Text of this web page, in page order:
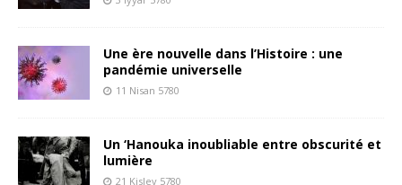
Une ère nouvelle dans l’Histoire : une
pandémie universelle
11 Nisan 5780
Un ‘Hanouka inoubliable entre obscurité et
lumière
21 Kislev 5780